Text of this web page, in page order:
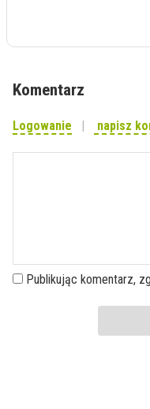
Komentarz
Logowanie napisz
Publikując komentarz,